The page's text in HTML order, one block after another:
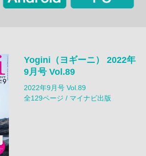
Yogini（ヨギーニ） 2022年
9月号 Vol.89
2022年9月号 Vol.89
全129ページ / マイナビ出版